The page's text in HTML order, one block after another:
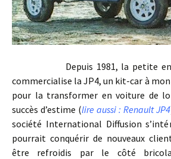
Depuis 1981, la petite
commercialise la JP4, un kit-car à
pour la transformer en voiture de
succès d’estime (lire aussi : Renault JP4
société International Diffusion
pourrait conquérir de nouveaux
être refroidis par le côté